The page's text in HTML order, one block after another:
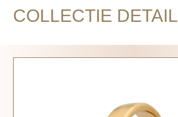
COLLECTIE DETAIL